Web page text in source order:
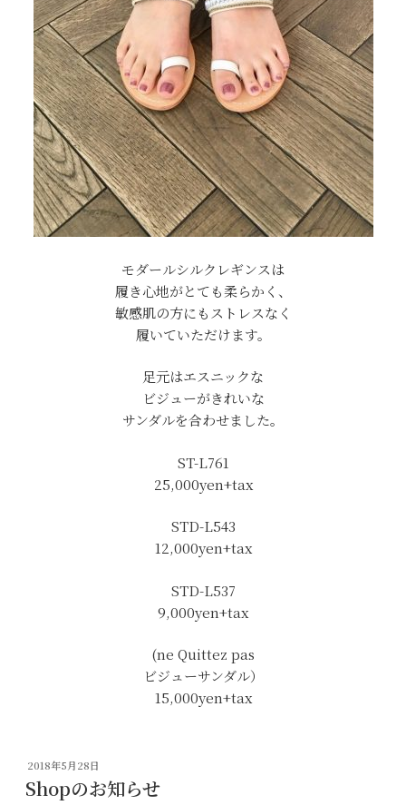
モダールシルクレギンスは
履き心地がとても柔らかく、
敏感肌の方にもストレスなく
履いていただけます。
足元はエスニックな
ビジューがきれいな
サンダルを合わせました。
ST-L761
25,000yen+tax
STD-L543
12,000yen+tax
STD-L537
9,000yen+tax
(ne Quittez pas
ビジューサンダル）
15,000yen+tax
投
稿
日:
2018年5月28日
Shopのお知らせ